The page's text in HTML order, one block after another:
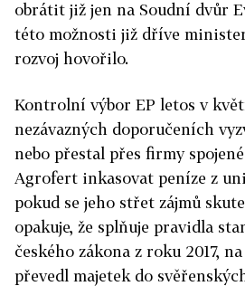
obrátit již jen na Soudní dvůr
této možnosti již dříve
rozvoj hovořilo.
Kontrolní výbor EP letos v
nezávazných doporučeních
nebo přestal přes firmy
Agrofert inkasovat peníze z
pokud se jeho střet zájmů
opakuje, že splňuje pravidla
českého zákona z roku 2017,
převedl majetek do